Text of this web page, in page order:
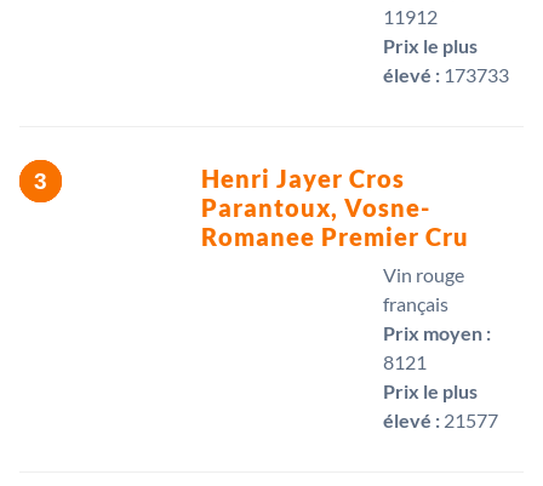
11912 
Prix le plus
élevé : 173733 
Henri Jayer Cros
Parantoux, Vosne-
Romanee Premier Cru
Vin rouge
français
Prix moyen :
8121 
Prix le plus
élevé : 21577 